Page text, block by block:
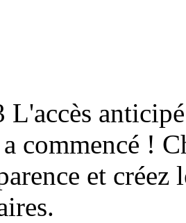
L'accès
commencé !
et créez